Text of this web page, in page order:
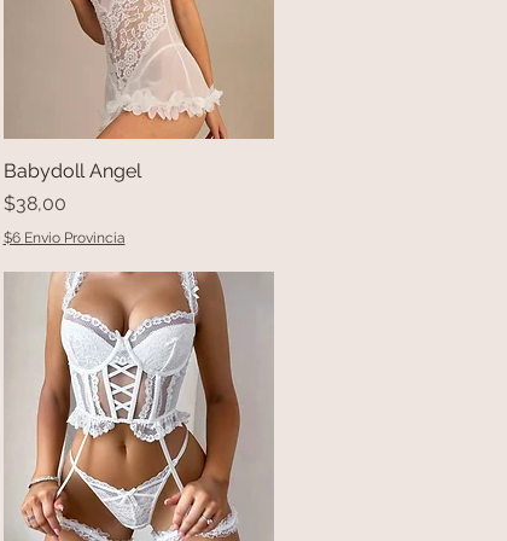
Vista rápida
Babydoll Angel
Precio
$38,00
$6 Envio Provincia